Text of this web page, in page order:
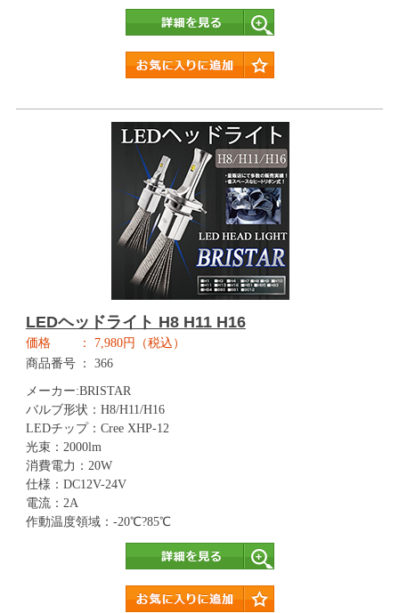
LEDヘッドライト H8 H11 H16
価格
7,980円（税込）
商品番号
366
メーカー:BRISTAR
バルブ形状：H8/H11/H16
LEDチップ：Cree XHP-12
光束：2000lm
消費電力：20W
仕様：DC12V-24V
電流：2A
作動温度領域：-20℃?85℃